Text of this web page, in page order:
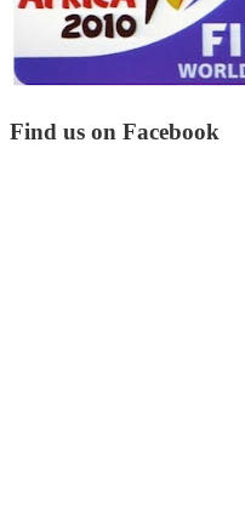
Find us on Facebook